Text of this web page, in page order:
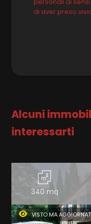
di aver preso
Alcuni
interessarti
340 mq
VISTO MA